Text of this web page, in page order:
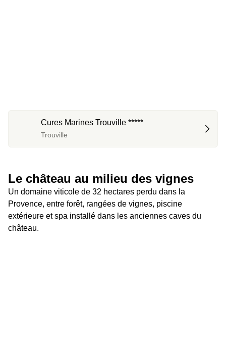
Cures Marines Trouville *****
Trouville
Le château au milieu des vignes
Un domaine viticole de 32 hectares perdu dans la
Provence, entre forêt, rangées de vignes, piscine
extérieure et spa installé dans les anciennes caves du
château.